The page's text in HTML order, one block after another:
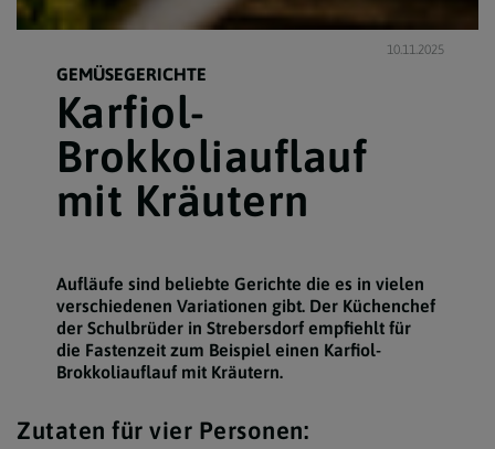
10.11.2025
GEMÜSEGERICHTE
Karfiol-
Brokkoliauflauf
mit Kräutern
Aufläufe sind beliebte Gerichte die es in vielen
verschiedenen Variationen gibt. Der Küchenchef
der Schulbrüder in Strebersdorf empfiehlt für
die Fastenzeit zum Beispiel einen Karfiol-
Brokkoliauflauf mit Kräutern.
Zutaten für vier Personen: